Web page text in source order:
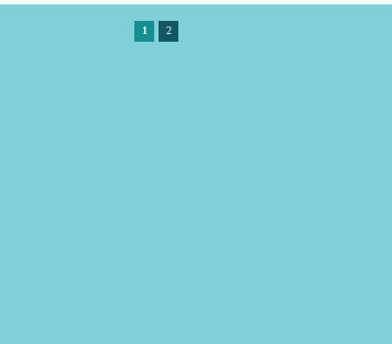
1 2